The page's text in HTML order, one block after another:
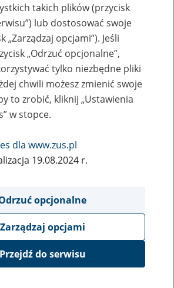
siebie - zakładanie profili
Twojej firmy
eZUS
takich plików (przycisk
lub dostosować swoje
„Zarządzaj opcjami”). Jeśli
„Odrzuć opcjonalne”,
tylko niezbędne pliki
chwili możesz zmienić swoje
to zrobić, kliknij „Ustawienia
w stopce.
dla www.zus.pl
19.08.2024 r.
opcjonalne
Zarządzaj opcjami
Przejdź do serwisu